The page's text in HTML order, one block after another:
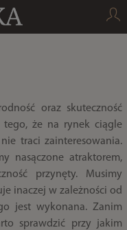
oraz skuteczność
że na rynek ciągle
traci zainteresowania.
nasączone atraktorem,
przynęty. Musimy
inaczej w zależności od
jest wykonana. Zanim
sprawdzić przy jakim